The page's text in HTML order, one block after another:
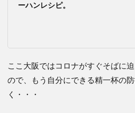
ーハンレシピ。
ここ大阪ではコロナがすぐそばに
ので、もう自分にできる精一杯の
く・・・